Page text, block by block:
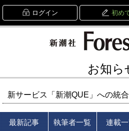
ログイン 初め
お知ら
新サービス「新潮QUE」への統
最新記事 執筆者一覧 連載